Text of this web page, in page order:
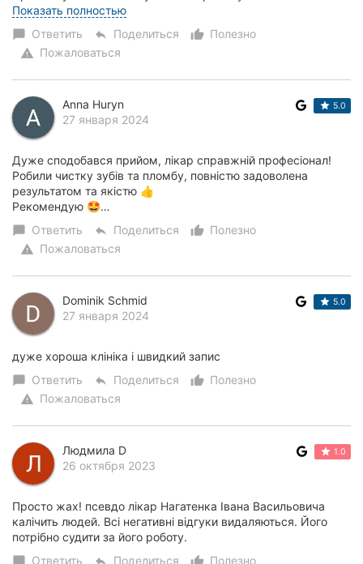
чекові. Хоча розумію, що мен...
Показать полностью
chat_bubble Ответить reply Поделиться thumb_up_alt
Полезно
warning Пожаловаться
Anna Huryn
27 января 2024
5.0
Дуже сподобався прийом, лікар справжній професіонал!
Робили чистку зубів та пломбу, повністю задоволена
результатом та якістю 👍
Рекомендую 🤩…
chat_bubble Ответить reply Поделиться thumb_up_alt
Полезно
warning Пожаловаться
Dominik Schmid
27 января 2024
5.0
дуже хороша клiнiка i швидкий запис
chat_bubble Ответить reply Поделиться thumb_up_alt
Полезно
warning Пожаловаться
Людмила D
26 октября 2023
1.0
Просто жах! псевдо лікар Нагатенка Івана Васильовича
калічить людей. Всі негативні відгуки видаляються. Його
потрібно судити за його роботу.
chat_bubble Ответить reply Поделиться thumb_up_alt
Полезно